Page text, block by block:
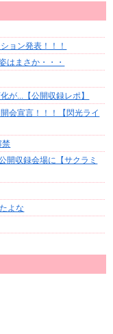
ョン発表！！！
はまさか・・・
が...【公開収録レポ】
会宣言！！！【閃光ライ
禁
開収録会場に【サクラミ
よな